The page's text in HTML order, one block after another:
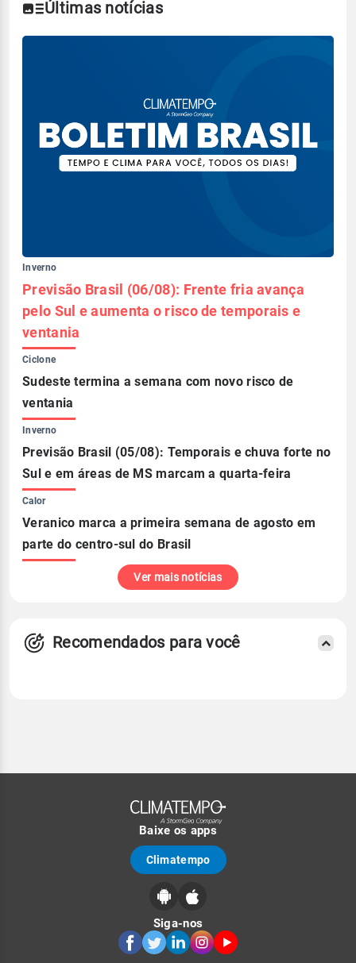
Últimas notícias
Inverno
Previsão Brasil (06/08): Frente fria avança
pelo Sul e aumenta o risco de temporais e
ventania
Ciclone
Sudeste termina a semana com novo risco de
ventania
Inverno
Previsão Brasil (05/08): Temporais e chuva forte no
Sul e em áreas de MS marcam a quarta-feira
Calor
Veranico marca a primeira semana de agosto em
parte do centro-sul do Brasil
Ver mais notícias
Recomendados para você
Baixe os apps
Climatempo
Siga-nos